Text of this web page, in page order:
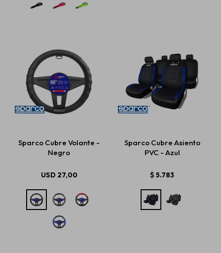
Sparco Cubre Volante -
Negro
USD 27,00
Sparco Cubre Asiento
PVC - Azul
$ 5.783